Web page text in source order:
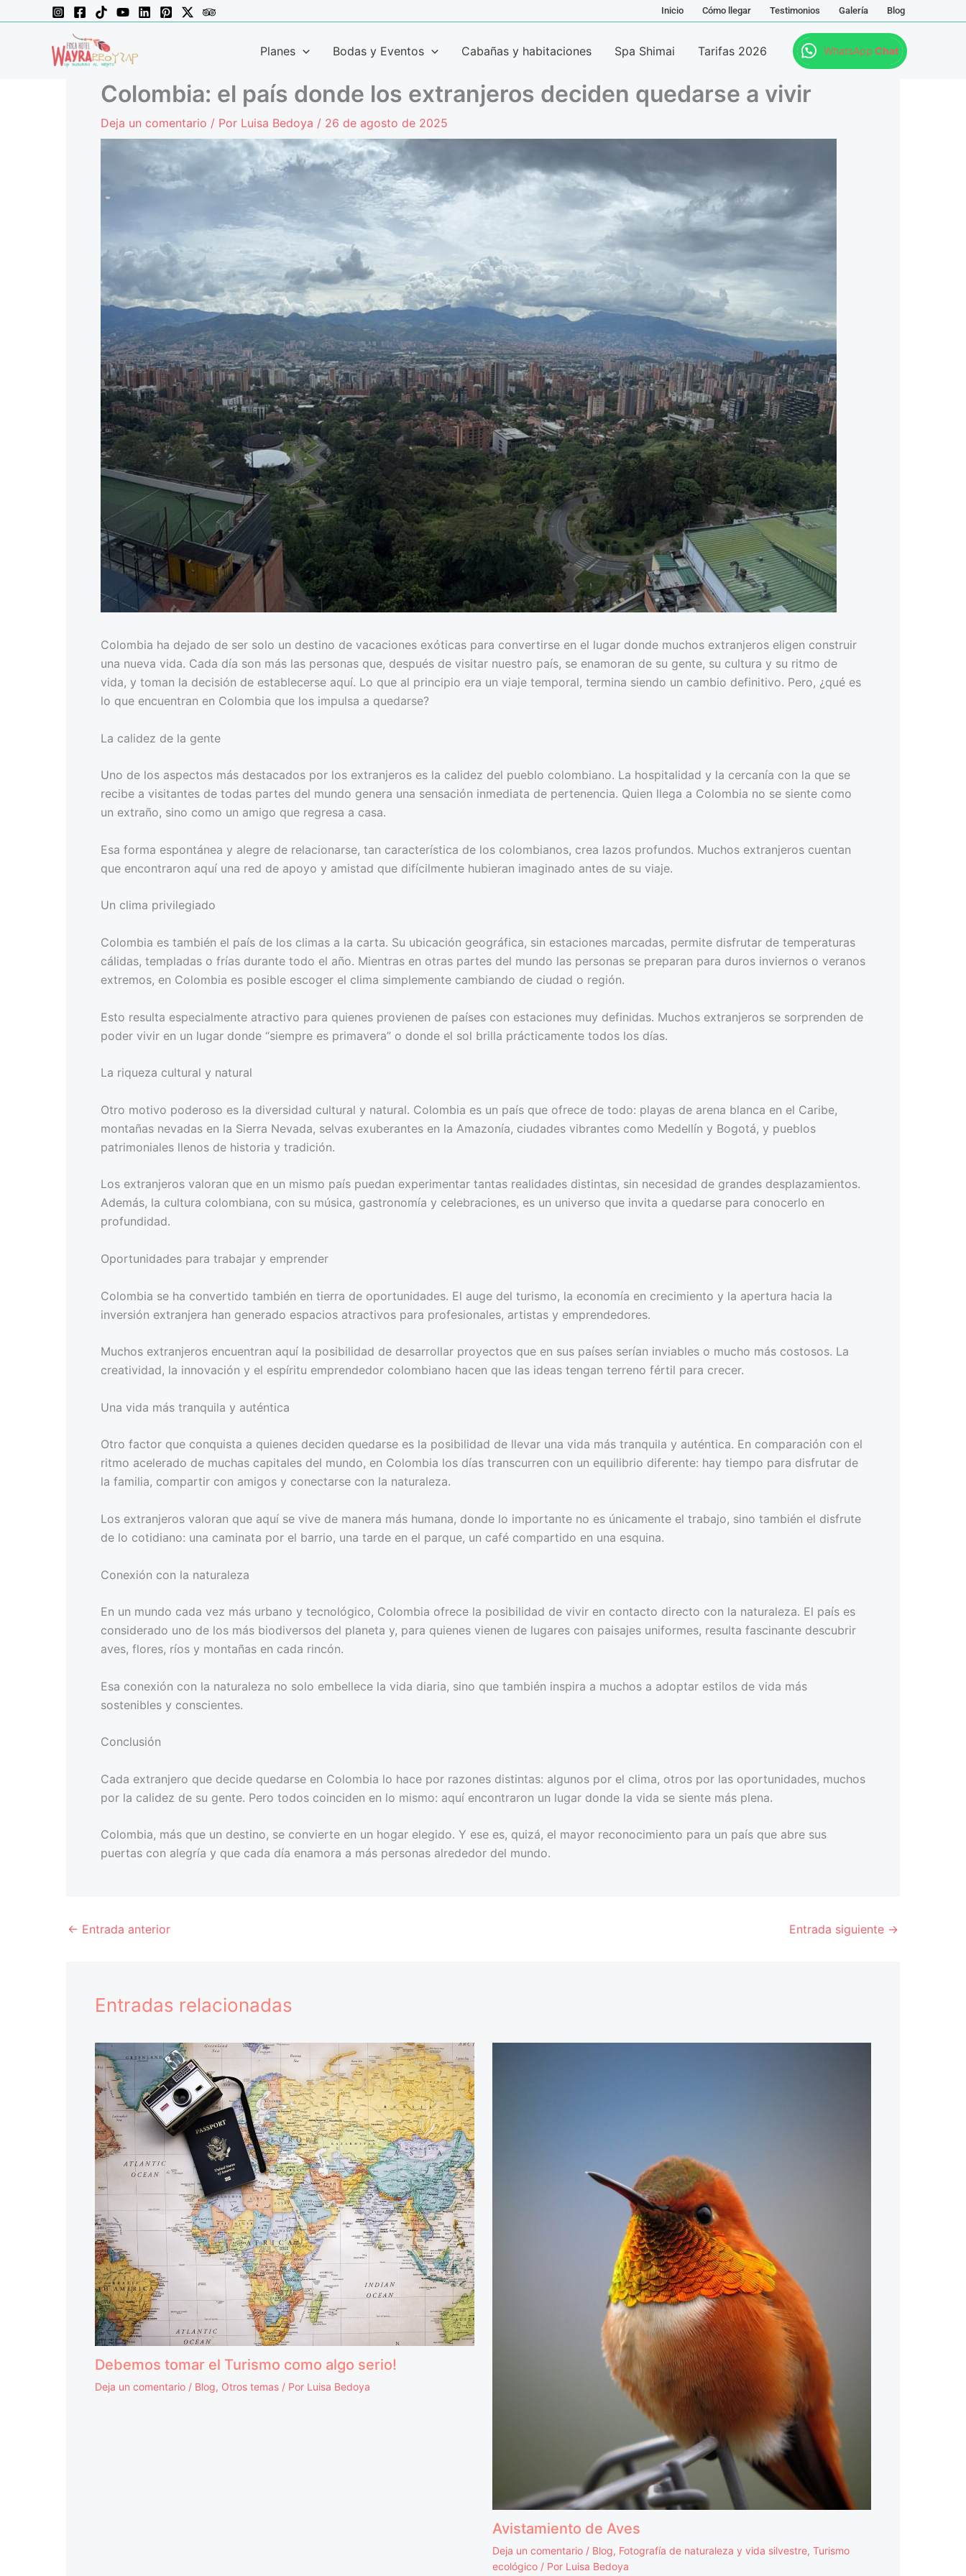
contenido
Inicio Cómo llegar Testimonios Galería Blog
Planes Bodas y Eventos Cabañas y habitaciones Spa Shimai Tarifas 2026 WhatsApp Chat
Colombia: el país donde los extranjeros deciden quedarse a vivir
Deja un comentario / Por Luisa Bedoya / 26 de agosto de 2025
Colombia ha dejado de ser solo un destino de vacaciones exóticas para convertirse en el lugar donde muchos extranjeros eligen construir
una nueva vida. Cada día son más las personas que, después de visitar nuestro país, se enamoran de su gente, su cultura y su ritmo de
vida, y toman la decisión de establecerse aquí. Lo que al principio era un viaje temporal, termina siendo un cambio definitivo. Pero, ¿qué es
lo que encuentran en Colombia que los impulsa a quedarse?
La calidez de la gente
Uno de los aspectos más destacados por los extranjeros es la calidez del pueblo colombiano. La hospitalidad y la cercanía con la que se
recibe a visitantes de todas partes del mundo genera una sensación inmediata de pertenencia. Quien llega a Colombia no se siente como
un extraño, sino como un amigo que regresa a casa.
Esa forma espontánea y alegre de relacionarse, tan característica de los colombianos, crea lazos profundos. Muchos extranjeros cuentan
que encontraron aquí una red de apoyo y amistad que difícilmente hubieran imaginado antes de su viaje.
Un clima privilegiado
Colombia es también el país de los climas a la carta. Su ubicación geográfica, sin estaciones marcadas, permite disfrutar de temperaturas
cálidas, templadas o frías durante todo el año. Mientras en otras partes del mundo las personas se preparan para duros inviernos o veranos
extremos, en Colombia es posible escoger el clima simplemente cambiando de ciudad o región.
Esto resulta especialmente atractivo para quienes provienen de países con estaciones muy definidas. Muchos extranjeros se sorprenden de
poder vivir en un lugar donde “siempre es primavera” o donde el sol brilla prácticamente todos los días.
La riqueza cultural y natural
Otro motivo poderoso es la diversidad cultural y natural. Colombia es un país que ofrece de todo: playas de arena blanca en el Caribe,
montañas nevadas en la Sierra Nevada, selvas exuberantes en la Amazonía, ciudades vibrantes como Medellín y Bogotá, y pueblos
patrimoniales llenos de historia y tradición.
Los extranjeros valoran que en un mismo país puedan experimentar tantas realidades distintas, sin necesidad de grandes desplazamientos.
Además, la cultura colombiana, con su música, gastronomía y celebraciones, es un universo que invita a quedarse para conocerlo en
profundidad.
Oportunidades para trabajar y emprender
Colombia se ha convertido también en tierra de oportunidades. El auge del turismo, la economía en crecimiento y la apertura hacia la
inversión extranjera han generado espacios atractivos para profesionales, artistas y emprendedores.
Muchos extranjeros encuentran aquí la posibilidad de desarrollar proyectos que en sus países serían inviables o mucho más costosos. La
creatividad, la innovación y el espíritu emprendedor colombiano hacen que las ideas tengan terreno fértil para crecer.
Una vida más tranquila y auténtica
Otro factor que conquista a quienes deciden quedarse es la posibilidad de llevar una vida más tranquila y auténtica. En comparación con el
ritmo acelerado de muchas capitales del mundo, en Colombia los días transcurren con un equilibrio diferente: hay tiempo para disfrutar de
la familia, compartir con amigos y conectarse con la naturaleza.
Los extranjeros valoran que aquí se vive de manera más humana, donde lo importante no es únicamente el trabajo, sino también el disfrute
de lo cotidiano: una caminata por el barrio, una tarde en el parque, un café compartido en una esquina.
Conexión con la naturaleza
En un mundo cada vez más urbano y tecnológico, Colombia ofrece la posibilidad de vivir en contacto directo con la naturaleza. El país es
considerado uno de los más biodiversos del planeta y, para quienes vienen de lugares con paisajes uniformes, resulta fascinante descubrir
aves, flores, ríos y montañas en cada rincón.
Esa conexión con la naturaleza no solo embellece la vida diaria, sino que también inspira a muchos a adoptar estilos de vida más
sostenibles y conscientes.
Conclusión
Cada extranjero que decide quedarse en Colombia lo hace por razones distintas: algunos por el clima, otros por las oportunidades, muchos
por la calidez de su gente. Pero todos coinciden en lo mismo: aquí encontraron un lugar donde la vida se siente más plena.
Colombia, más que un destino, se convierte en un hogar elegido. Y ese es, quizá, el mayor reconocimiento para un país que abre sus
puertas con alegría y que cada día enamora a más personas alrededor del mundo.
← Entrada anterior Entrada siguiente →
Entradas relacionadas
Debemos tomar el Turismo como algo serio!
Deja un comentario / Blog, Otros temas / Por Luisa Bedoya
Avistamiento de Aves
Deja un comentario / Blog, Fotografía de naturaleza y vida silvestre, Turismo
ecológico/ Por Luisa Bedoya